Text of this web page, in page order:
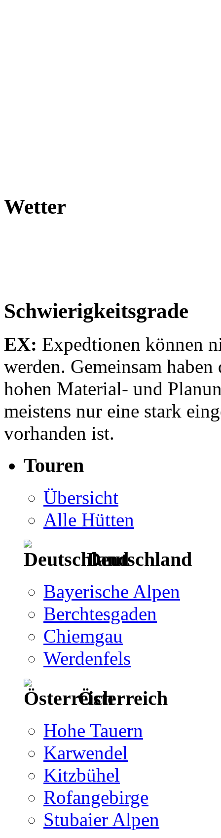
Wetter
Schwierigkeitsgrade
EX: Expedtionen können
werden. Gemeinsam haben
hohen Material- und
meistens nur eine stark
vorhanden ist.
Touren
Übersicht
Alle Hütten
Deutschland
Bayerische Alpen
Berchtesgaden
Chiemgau
Werdenfels
Österreich
Hohe Tauern
Karwendel
Kitzbühel
Rofangebirge
Stubaier Alpen